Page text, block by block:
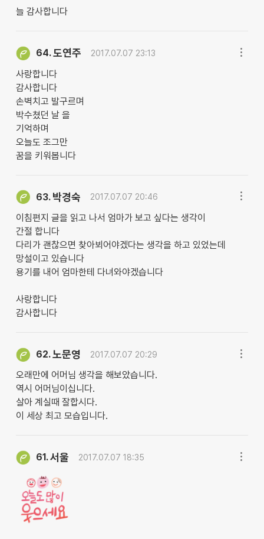
늘 감사합니다
64.도연주 2017.07.07 23:13
사랑합니다
감사합니다
손벽치고 발구르며
박수쳤던 날 을
기억하며
오늘도 조그만
꿈을 키워봅니다
63. 박경숙 2017.07.07 20:46
이침편지 글을 읽고 나서 엄마가 보고 싶다는 생각이
간절 합니다
다리가 괜찮으면 찾아뵈어야겠다는 생각을 하고 있었는데
망설이고 있습니다
용기를 내어 엄마한테 다녀와야겠습니다
사랑합니다
감사합니다
62.노문영 2017.07.07 20:29
오래만에 어머님 생각을 해보았습니다.
역시 어머님이십니다.
살아 계실때 잘합시다.
이 세상 최고 모습입니다.
61.서울 2017.07.07 18:35